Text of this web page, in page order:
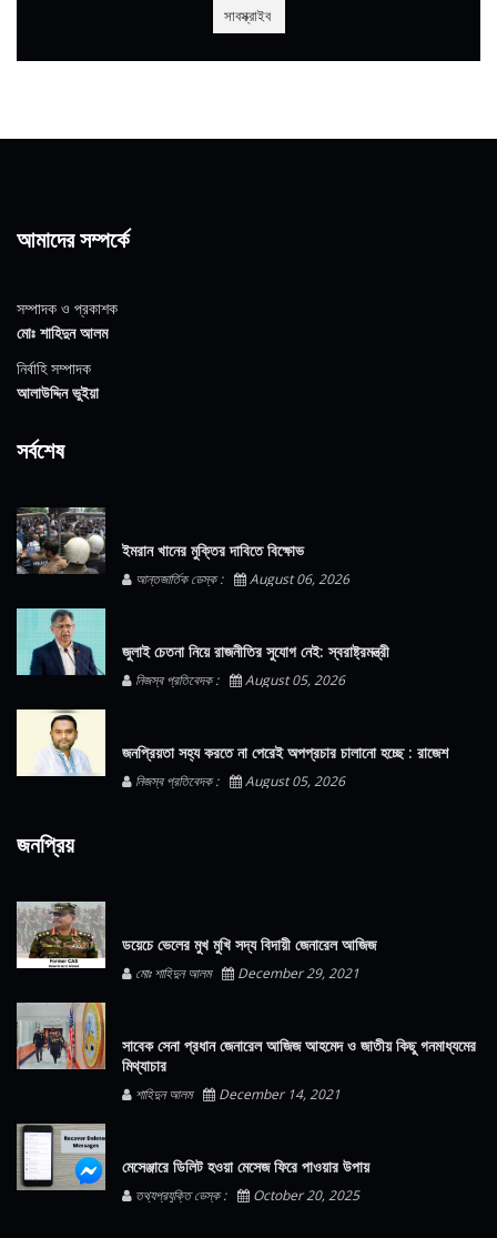
আমাদের সম্পর্কে
সম্পাদক ও প্রকাশক
মোঃ শাহিদুন আলম
নির্বাহি সম্পাদক
আলাউদ্দিন ভুইয়া
সর্বশেষ
ইমরান খানের মুক্তির দাবিতে বিক্ষোভ
আন্তজার্তিক ডেস্ক : August 06, 2026
জুলাই চেতনা নিয়ে রাজনীতির সুযোগ নেই: স্বরাষ্ট্রমন্ত্রী
নিজস্ব প্রতিবেদক : August 05, 2026
জনপ্রিয়তা সহ্য করতে না পেরেই অপপ্রচার চালানো হচ্ছে : রাজেশ
নিজস্ব প্রতিবেদক : August 05, 2026
জনপ্রিয়
ডয়েচে ভেলের মুখ মুখি সদ্য বিদায়ী জেনারেল আজিজ
মোঃ শাহিদুন আলম December 29, 2021
সাবেক সেনা প্রধান জেনারেল আজিজ আহমেদ ও জাতীয় কিছু গনমাধ্যমের
মিথ্যাচার
শাহিদুন আলম December 14, 2021
মেসেঞ্জারে ডিলিট হওয়া মেসেজ ফিরে পাওয়ার উপায়
তথ্যপ্রযুক্তি ডেস্ক : October 20, 2025